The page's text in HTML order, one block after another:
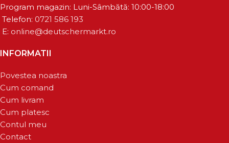
Program magazin: Luni-Sâmbătă: 10:00-18:00
Telefon: 0721 586 193
E: online@deutschermarkt.ro
INFORMATII
Povestea noastra
Cum comand
Cum livram
Cum platesc
Contul meu
Contact